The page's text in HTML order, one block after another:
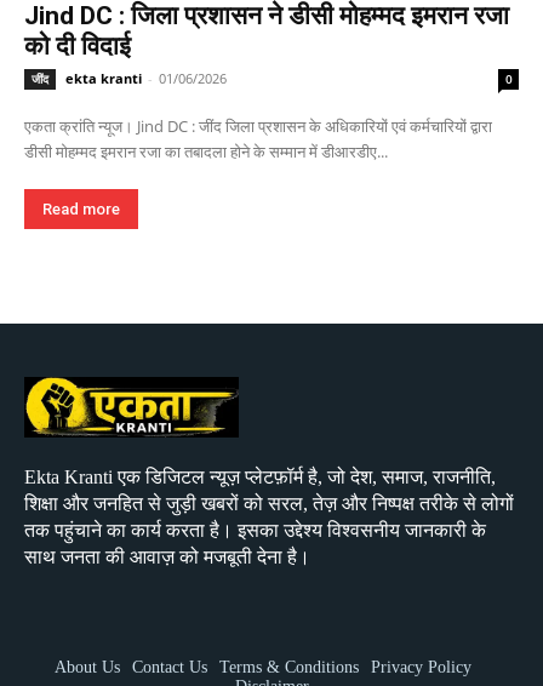
Jind DC : जिला प्रशासन ने डीसी मोहम्मद इमरान रजा
को दी विदाई
जींद ekta kranti - 01/06/2026 0
एकता क्रांति न्यूज। Jind DC : जींद जिला प्रशासन के अधिकारियों एवं कर्मचारियों द्वारा
डीसी मोहम्मद इमरान रजा का तबादला होने के सम्मान में डीआरडीए...
Read more
Ekta Kranti एक डिजिटल न्यूज़ प्लेटफ़ॉर्म है, जो देश, समाज, राजनीति,
शिक्षा और जनहित से जुड़ी खबरों को सरल, तेज़ और निष्पक्ष तरीके से लोगों
तक पहुंचाने का कार्य करता है। इसका उद्देश्य विश्वसनीय जानकारी के
साथ जनता की आवाज़ को मजबूती देना है।
About Us Contact Us Terms & Conditions
Privacy Policy